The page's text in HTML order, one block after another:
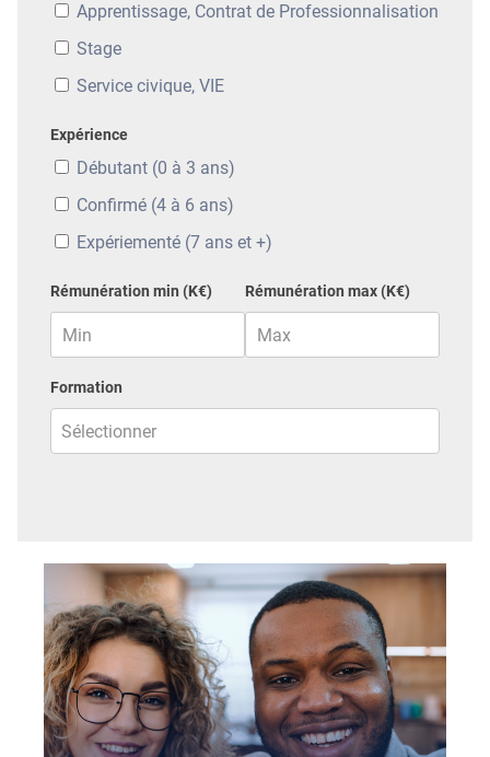
Apprentissage, Contrat de Professionnalisation
Stage
Service civique, VIE
Expérience
Débutant (0 à 3 ans)
Confirmé (4 à 6 ans)
Expériementé (7 ans et +)
Rémunération min (K€) Rémunération max (K€)
Formation